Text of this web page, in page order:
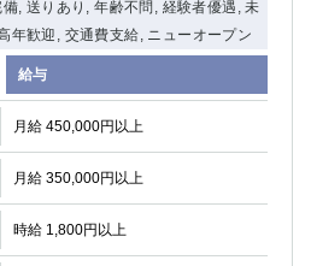
, 送りあり, 年齢不問, 経験者優遇, 未
年歓迎, 交通費支給, ニューオープン
給与
月給 450,000円以上
月給 350,000円以上
時給 1,800円以上